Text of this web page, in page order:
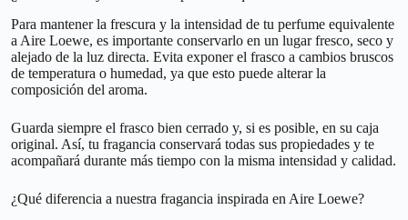
Para mantener la frescura y la intensidad de tu perfume equivalente
a Aire Loewe, es importante conservarlo en un lugar fresco, seco y
alejado de la luz directa. Evita exponer el frasco a cambios bruscos
de temperatura o humedad, ya que esto puede alterar la
composición del aroma.
Guarda siempre el frasco bien cerrado y, si es posible, en su caja
original. Así, tu fragancia conservará todas sus propiedades y te
acompañará durante más tiempo con la misma intensidad y calidad.
¿Qué diferencia a nuestra fragancia inspirada en Aire Loewe?